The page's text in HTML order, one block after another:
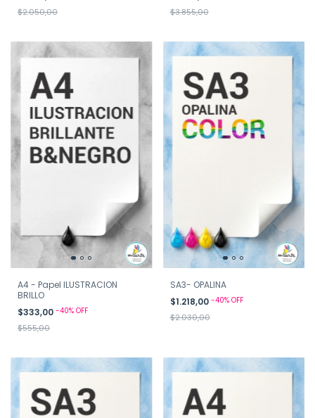
$2.050,00 $3.855,00
A4 - Papel ILUSTRACION
BRILLO
$333,00 -40% OFF
$555,00
SA3- OPALINA
$1.218,00 -40% OFF
$2.030,00